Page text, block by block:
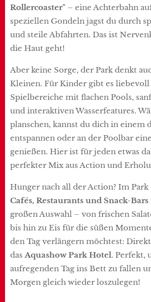
Rollercoaster" – eine Achterbahn
speziellen Gondeln jagst du durch
und steile Abfahrten. Das ist
die Haut geht!
Aber keine Sorge, der Park denkt
Kleinen. Für Kinder gibt es liebevoll
Spielbereiche mit flachen Pools,
und interaktiven Wasserfeatures.
planschen, kannst du dich in einem
entspannen oder an der Poolbar
genießen. Hier ist für jeden etwas
perfekter Mix aus Action und
Hunger nach all der Action? Im
Cafés, Restaurants und Snack-Bars
großen Auswahl – von frischen
bis hin zu Eis für die süßen
den Tag verlängern möchtest:
dasAquashow Park Hotel. Perfekt,
aufregenden Tag ins Bett zu fallen
Morgen gleich wieder loszulegen!